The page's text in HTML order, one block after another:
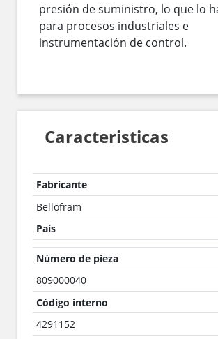
presión de suministro, lo que lo
para procesos industriales e
instrumentación de control.
Caracteristicas
Fabricante
Bellofram
País
Número de pieza
809000040
Código interno
4291152